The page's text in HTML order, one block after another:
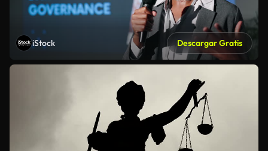
iStock Descargar Gratis